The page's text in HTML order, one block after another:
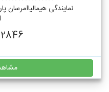
نمایندگی هیمالیاامرسان